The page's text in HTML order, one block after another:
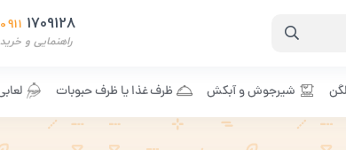
0911 1709128
راهنمایی و خرید
شیرجوش و آبکش ظرف غذا یا ظرف حبوبات